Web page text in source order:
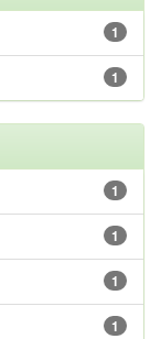
1
1
1
1
1
1